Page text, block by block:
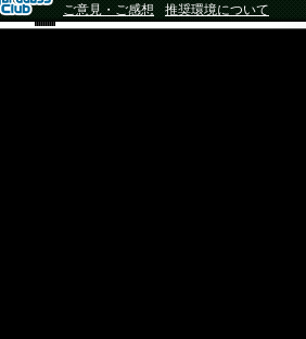
ご意見・ご感想 推奨環境について